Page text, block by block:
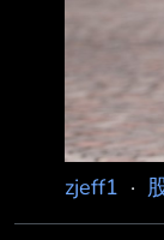
zjeff1 ·